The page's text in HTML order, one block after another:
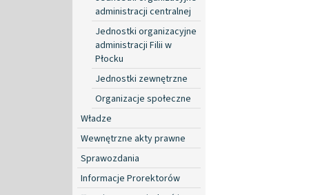
administracji centralnej
Jednostki organizacyjne
administracji Filii w
Płocku
Jednostki zewnętrzne
Organizacje społeczne
Władze
Wewnętrzne akty prawne
Sprawozdania
Informacje Prorektorów